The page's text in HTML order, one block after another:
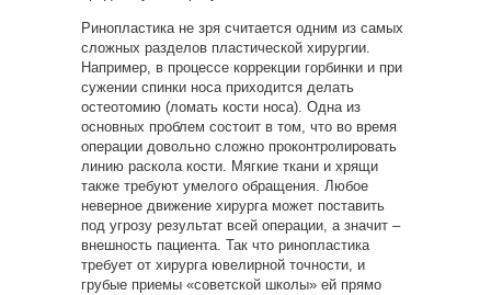
Ринопластика не зря считается одним из самых
сложных разделов пластической хирургии.
Например, в процессе коррекции горбинки и при
сужении спинки носа приходится делать
остеотомию (ломать кости носа). Одна из
основных проблем состоит в том, что во время
операции довольно сложно проконтролировать
линию раскола кости. Мягкие ткани и хрящи
также требуют умелого обращения. Любое
неверное движение хирурга может поставить
под угрозу результат всей операции, а значит –
внешность пациента. Так что ринопластика
требует от хирурга ювелирной точности, и
грубые приемы «советской школы» ей прямо